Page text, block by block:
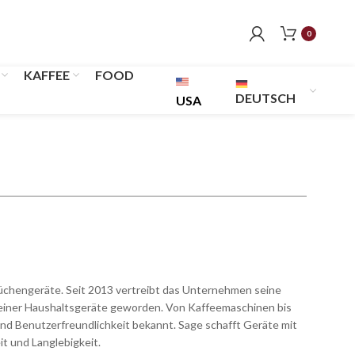
0
KAFFEE
FOOD
USA
DEUTSCH
Seit 2013 vertreibt das Unternehmen seine
Haushaltsgeräte geworden. Von Kaffeemaschinen bis
Benutzerfreundlichkeit bekannt. Sage schafft Geräte mit
und Langlebigkeit.